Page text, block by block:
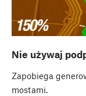
Nie używaj
Zapobiega
mostami.